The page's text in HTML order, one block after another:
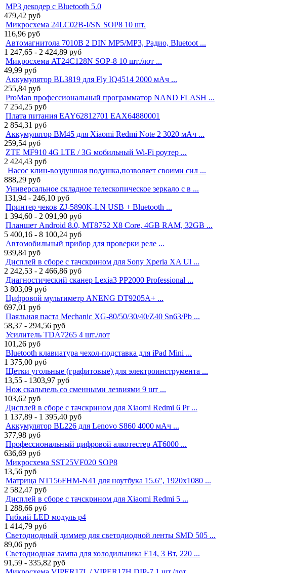
MP3 декодер с Bluetooth 5.0
479,42 руб
Микросхема 24LC02B-I/SN SOP8 10 шт.
116,96 руб
Автомагнитола 7010B 2 DIN MP5/MP3, Радио, Bluetoot ...
1 247,65 - 2 424,89 руб
Микросхема AT24C128N SOP-8 10 шт./лот ...
49,99 руб
Аккумулятор BL3819 для Fly IQ4514 2000 мАч ...
255,84 руб
ProMan профессиональный программатор NAND FLASH ...
7 254,25 руб
Плата питания EAY62812701 EAX64880001
2 854,31 руб
Аккумулятор BM45 для Xiaomi Redmi Note 2 3020 мАч ...
259,54 руб
ZTE MF910 4G LTE / 3G мобильный Wi-Fi роутер ...
2 424,43 руб
Насос клин-воздушная подушка,позволяет своими сил ...
888,29 руб
Универсальное складное телескопическое зеркало с в ...
131,94 - 246,10 руб
Принтер чеков ZJ-5890K-LN USB + Bluetooth ...
1 394,60 - 2 091,90 руб
Планшет Android 8.0, MT8752 X8 Core, 4GB RAM, 32GB ...
5 400,16 - 8 100,24 руб
Автомобильный прибор для проверки реле ...
939,84 руб
Дисплей в сборе с тачскрином для Sony Xperia XA Ul ...
2 242,53 - 2 466,86 руб
Диагностический сканер Lexia3 PP2000 Professional ...
3 803,09 руб
Цифровой мультиметр ANENG DT9205A+ ...
697,01 руб
Паяльная паста Mechanic XG-80/50/30/40/Z40 Sn63/Pb ...
58,37 - 294,56 руб
Усилитель TDA7265 4 шт./лот
101,26 руб
Bluetooth клавиатура чехол-подставка для iPad Mini ...
1 375,00 руб
Щетки угольные (графитовые) для электроинструмента ...
13,55 - 1303,97 руб
Нож скальпель со сменными лезвиями 9 шт ...
103,62 руб
Дисплей в сборе с тачскрином для Xiaomi Redmi 6 Pr ...
1 137,89 - 1 395,40 руб
Аккумулятор BL226 для Lenovo S860 4000 мАч ...
377,98 руб
Профессиональный цифровой алкотестер AT6000 ...
636,69 руб
Микросхема SST25VF020 SOP8
13,56 руб
Матрица NT156FHM-N41 для ноутбука 15.6", 1920x1080 ...
2 582,47 руб
Дисплей в сборе с тачскрином для Xiaomi Redmi 5 ...
1 288,66 руб
Гибкий LED модуль p4
1 414,79 руб
Светодиодный диммер для светодиодной ленты SMD 505 ...
89,06 руб
Светодиодная лампа для холодильника E14, 3 Вт, 220 ...
91,59 - 335,82 руб